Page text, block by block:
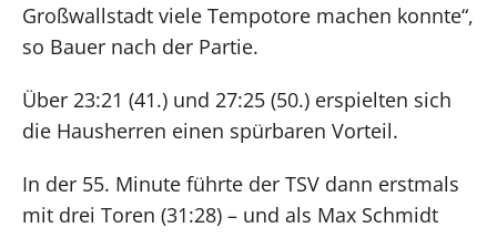
Großwallstadt viele Tempotore machen konnte“,
so Bauer nach der Partie.
Über 23:21 (41.) und 27:25 (50.) erspielten sich
die Hausherren einen spürbaren Vorteil.
In der 55. Minute führte der TSV dann erstmals
mit drei Toren (31:28) – und als Max Schmidt